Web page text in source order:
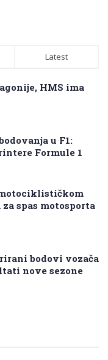
Latest
HMS ima
u F1:
Formule 1
spas motosporta
bodovi vozača
nove sezone